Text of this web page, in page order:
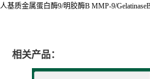
人基质金属蛋白酶9/明胶酶B MMP-9/
相关产品：